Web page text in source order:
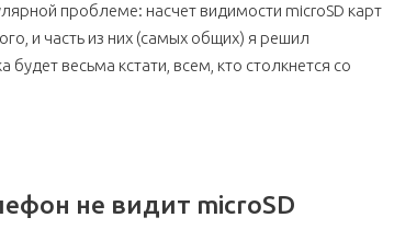
проблеме: насчет видимости microSD карт
и часть из них (самых общих) я решил
весьма кстати, всем, кто столкнется со
не видит microSD